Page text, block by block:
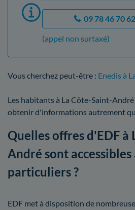
09 78 46 70 62
(appel non surtaxé)
Vous cherchez peut-être : Enedis à
Les habitants à La Côte-Saint-
obtenir d'informations autrement
Quelles offres d'EDF à
André sont accessibles
particuliers ?
EDF met à disposition de